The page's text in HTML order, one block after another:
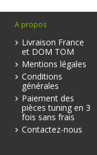
A propos
Livraison France
et DOM TOM
Mentions légales
Conditions
générales
Paiement des
pièces tuning en 3
fois sans frais
Contactez-nous